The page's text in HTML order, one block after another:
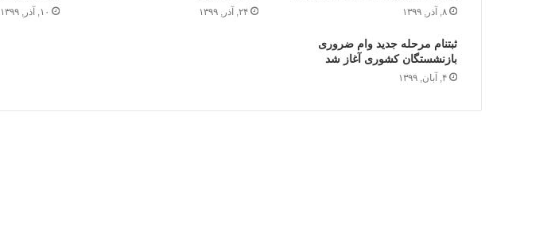
۸, آذر, ۱۳۹۹ ۲۴, آذر, ۱۳۹۹ ۱۰, آذر, ۱۳۹۹
ثبت‎نام مرحله جدید وام ضروری
بازنشستگان کشوری آغاز شد
۴, آبان, ۱۳۹۹